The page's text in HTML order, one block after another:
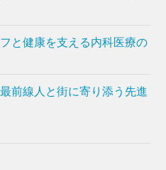
と健康を支える内科医療の
前線人と街に寄り添う先進